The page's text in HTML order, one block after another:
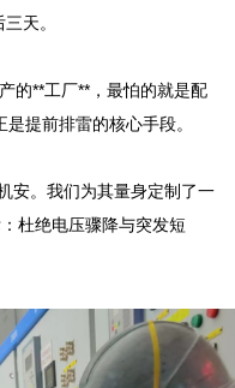
天。
的**工厂**，最怕的就是配
提前排雷的核心手段。
安。我们为其量身定制了一
杜绝电压骤降与突发短